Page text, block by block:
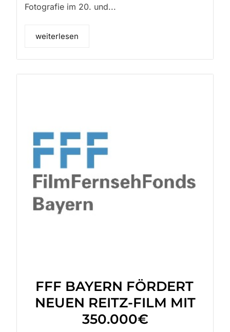
Fotografie im 20. und...
weiterlesen
FFF BAYERN FÖRDERT
NEUEN REITZ-FILM MIT
350.000€